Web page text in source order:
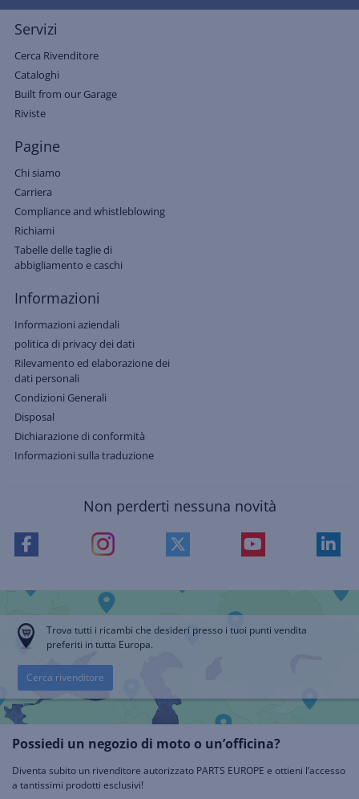
Servizi
Cerca Rivenditore
Cataloghi
Built from our Garage
Riviste
Pagine
Chi siamo
Carriera
Compliance and whistleblowing
Richiami
Tabelle delle taglie di
abbigliamento e caschi
Informazioni
Informazioni aziendali
politica di privacy dei dati
Rilevamento ed elaborazione dei
dati personali
Condizioni Generali
Disposal
Dichiarazione di conformità
Informazioni sulla traduzione
Non perderti nessuna novità
Trova tutti i ricambi che desideri presso i tuoi punti vendita
preferiti in tutta Europa.
Cerca rivenditore
Possiedi un negozio di moto o un’officina?
Diventa subito un rivenditore autorizzato PARTS EUROPE e ottieni l’accesso
a tantissimi prodotti esclusivi!